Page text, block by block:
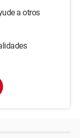
a otros